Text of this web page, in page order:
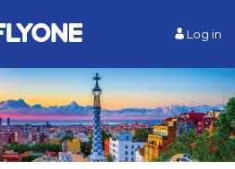
Log in